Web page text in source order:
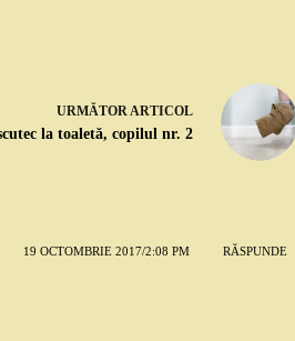
URMĂTORARTICOL
la toaletă, copilul nr. 2
19 OCTOMBRIE 2017/2:08 PM RĂSPUNDE